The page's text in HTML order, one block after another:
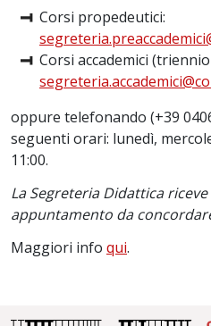
Corsi propedeutici:
Corsi accademici
oppure telefonando (+39
seguenti orari: lunedì,
11:00.
La Segreteria Didattica
appuntamento da
Maggiori info qui.